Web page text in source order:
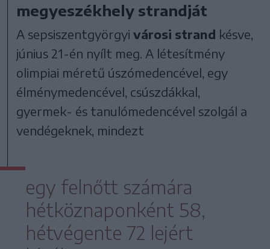
megyeszékhely strandját
A sepsiszentgyörgyivárosi strand késve,
június 21-én nyílt meg. A létesítmény
olimpiai méretű úszómedencével, egy
élménymedencével, csúszdákkal,
gyermek- és tanulómedencével szolgál a
vendégeknek, mindezt
egy felnőtt számára
hétköznaponként 58,
hétvégente 72 lejért